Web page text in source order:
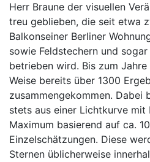
Herr Braune der visuellen
treu geblieben, die seit etwa
Balkonseiner Berliner
sowie Feldstechern und
betrieben wird. Bis zum
Weise bereits über 1300
zusammengekommen. Dabei
stets aus einer Lichtkurve
Maximum basierend auf ca.
Einzelschätzungen. Diese
Sternen üblicherweise